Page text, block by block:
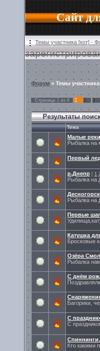
Сайт
Темы участника [кот] -
Форум » Темы
Страница 1 из 4 1 2 3
Результаты
Тема
Малые
Рыбалка на
Первый
р.Днепр [ 1
Рыбалка на
Рыбалка на
Первые
Катушка
Бросковые
Озёра
Рыбалка
С днём
Багорики,
С
С
Спиннинги.
Кто какими